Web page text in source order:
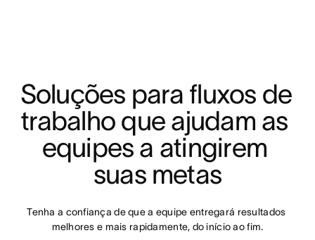
Soluções para fluxos de
trabalho que ajudam as
equipes a atingirem
suas metas
Tenha a confiança de que a equipe entregará resultados
melhores e mais rapidamente, do início ao fim.